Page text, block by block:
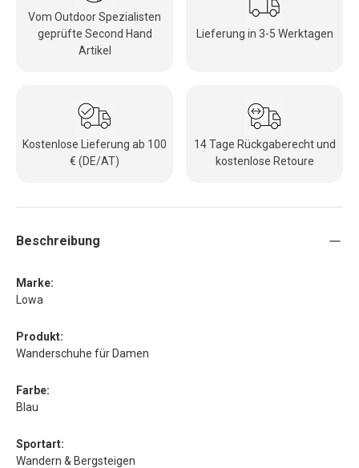
Vom Outdoor Spezialisten
geprüfte Second Hand
Artikel
Lieferung in 3-5 Werktagen
Kostenlose Lieferung ab 100
€ (DE/AT)
14 Tage Rückgaberecht und
kostenlose Retoure
Beschreibung
Marke:
Lowa
Produkt:
Wanderschuhe für Damen
Farbe:
Blau
Sportart:
Wandern & Bergsteigen